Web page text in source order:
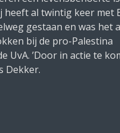
heeft al twintig keer met
gestaan en was het
bij de pro-Palestina
UvA. ’Door in actie te
Dekker.